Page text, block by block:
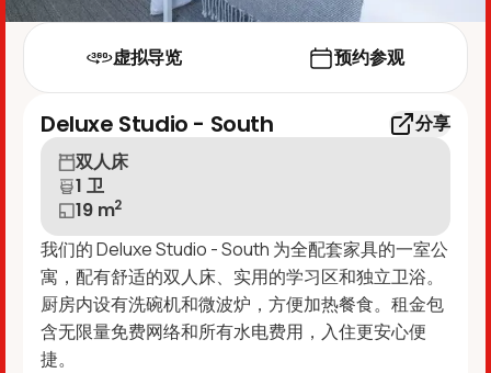
虚拟导览 预约参观
Deluxe Studio - South
分享
双人床
1 卫
19m2
我们的 Deluxe Studio - South 为全配套家具的一室公
寓，配有舒适的双人床、实用的学习区和独立卫浴。
厨房内设有洗碗机和微波炉，方便加热餐食。租金包
含无限量免费网络和所有水电费用，入住更安心便
捷。